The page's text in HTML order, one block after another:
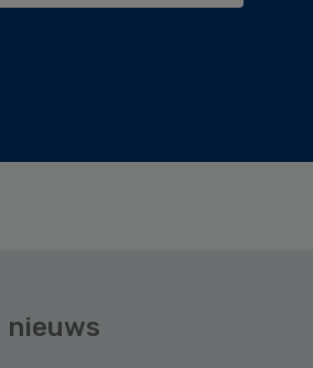
nieuws